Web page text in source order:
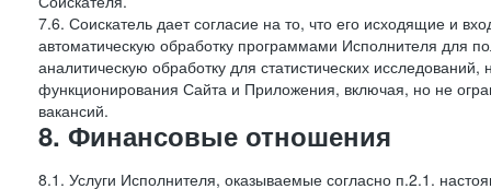
7.6. Соискатель дает согласие на то, что его исходящие и
автоматическую обработку программами Исполнителя для
аналитическую обработку для статистических
функционирования Сайта и Приложения, включая, но не
вакансий.
8. Финансовые отношения
8.1. Услуги Исполнителя, оказываемые согласно п.2.1.